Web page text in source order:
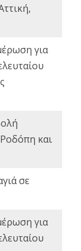
για
και
σε
για